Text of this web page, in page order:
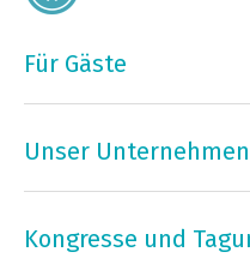
Für Gäste
Unser Unternehmen
Kongresse und